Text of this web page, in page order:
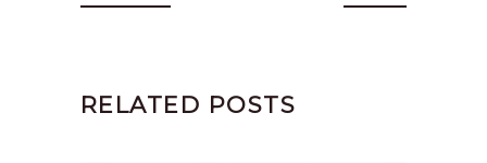
RELATED POSTS